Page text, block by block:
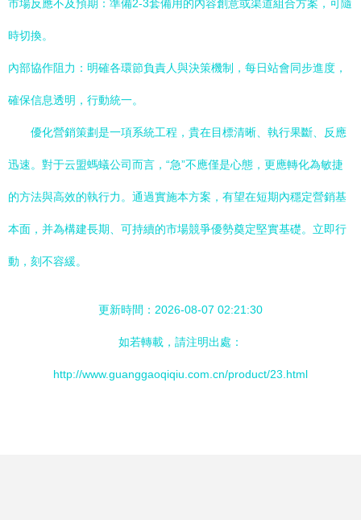
市場反應不及預期：準備2-3套備用的內容創意或渠道組合方案，可隨
時切換。
內部協作阻力：明確各環節負責人與決策機制，每日站會同步進度，
確保信息透明，行動統一。
優化營銷策劃是一項系統工程，貴在目標清晰、執行果斷、反應
迅速。對于云盟螞蟻公司而言，“急”不應僅是心態，更應轉化為敏捷
的方法與高效的執行力。通過實施本方案，有望在短期內穩定營銷基
本面，并為構建長期、可持續的市場競爭優勢奠定堅實基礎。立即行
動，刻不容緩。
更新時間：2026-08-07 02:21:30
如若轉載，請注明出處：
http://www.guanggaoqiqiu.com.cn/product/23.html